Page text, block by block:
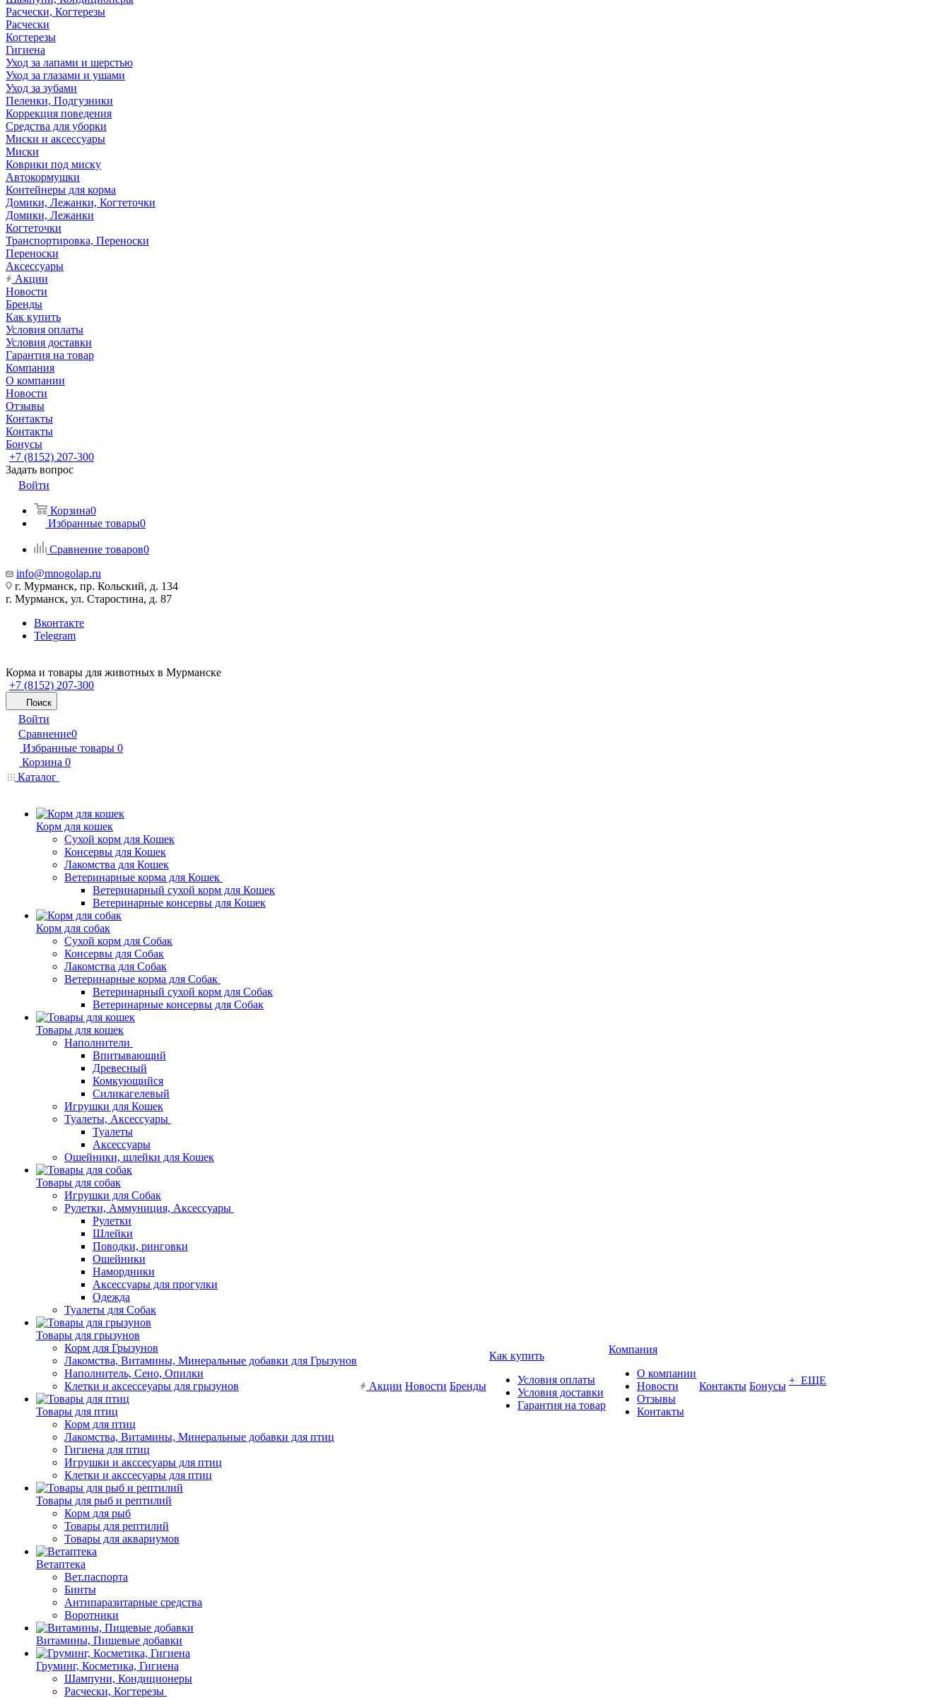
Расчески, Когтерезы
Расчески
Когтерезы
Гигиена
Уход за лапами и шерстью
Уход за глазами и ушами
Уход за зубами
Пеленки, Подгузники
Коррекция поведения
Средства для уборки
Миски и аксессуары
Миски
Коврики под миску
Автокормушки
Контейнеры для корма
Домики, Лежанки, Когтеточки
Домики, Лежанки
Когтеточки
Транспортировка, Переноски
Переноски
Аксессуары
Акции
Новости
Бренды
Как купить
Условия оплаты
Условия доставки
Гарантия на товар
Компания
О компании
Новости
Отзывы
Контакты
Контакты
Бонусы
+7 (8152) 207-300
Задать вопрос
Войти
Корзина0
Избранные товары0
Сравнение товаров0
info@mnogolap.ru
г. Мурманск, пр. Кольский, д. 134
г. Мурманск, ул. Старостина, д. 87
Вконтакте
Telegram
Корма и товары для животных в Мурманске
+7 (8152) 207-300
Поиск
Войти
Сравнение0
Избранные товары 0
Корзина 0
Каталог
Корм для кошек
Сухой корм для Кошек
Консервы для Кошек
Лакомства для Кошек
Ветеринарные корма для Кошек
Ветеринарный сухой корм для Кошек
Ветеринарные консервы для Кошек
Корм для собак
Сухой корм для Собак
Консервы для Собак
Лакомства для Собак
Ветеринарные корма для Собак
Ветеринарный сухой корм для Собак
Ветеринарные консервы для Собак
Товары для кошек
Наполнители
Впитывающий
Древесный
Комкующийся
Силикагелевый
Игрушки для Кошек
Туалеты, Аксессуары
Туалеты
Аксессуары
Ошейники, шлейки для Кошек
Товары для собак
Игрушки для Собак
Рулетки, Аммуниция, Аксессуары
Рулетки
Шлейки
Поводки, ринговки
Ошейники
Намордники
Аксессуары для прогулки
Одежда
Туалеты для Собак
Товары для грызунов
Корм для Грызунов
Лакомства, Витамины, Минеральные добавки для Грызунов
Наполнитель, Сено, Опилки
Клетки и аксессеуары для грызунов
Товары для птиц
Корм для птиц
Лакомства, Витамины, Минеральные добавки для птиц
Гигиена для птиц
Игрушки и акссесуары для птиц
Клетки и акссесуары для птиц
Товары для рыб и рептилий
Корм для рыб
Товары для рептилий
Товары для аквариумов
Ветаптека
Вет.паспорта
Бинты
Антипаразитарные средства
Воротники
Витамины, Пищевые добавки
Груминг, Косметика, Гигиена
Шампуни, Кондиционеры
Расчески, Когтерезы
Акции Новости Бренды
Как купить
Условия оплаты
Условия доставки
Гарантия на товар
Компания
О компании
Новости
Отзывы
Контакты
Контакты Бонусы + ЕЩЕ